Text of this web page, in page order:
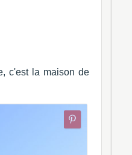
c'est la maison de